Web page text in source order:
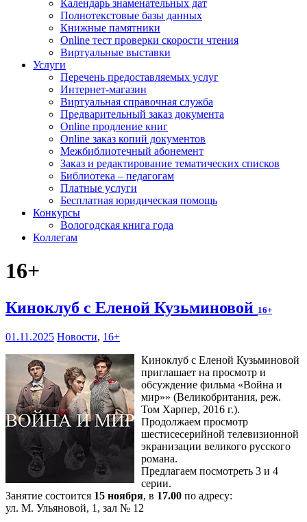
Календарь знаменательных дат
Полнотекстовые базы данных
Книжные памятники
Online тест проверки скорости чтения
Виртуальные выставки
Услуги
Перечень предоставляемых услуг
Интернет-магазин
Виртуальная справочная служба
Предварительный заказ документа
Online продление книг
Online заказ копий документов
Межбиблиотечный абонемент
Заказ и редактирование тематических списков
Библиотека – педагогам
Платные услуги
Бесплатная юридическая помощь
Конкурсы
Вологодская книга года
Коллегам
16+
Киноклуб с Еленой Кузьминовой 16+
01.11.2025 Новости, 16+
Киноклуб с Еленой Кузьминовой
приглашает на просмотр и
обсуждение фильма «Война и
мир»» (Великобритания, реж.
Том Харпер, 2016 г.).
Продолжаем просмотр
шестисесерийной телевизионной
экранизации великого русского
романа.
Предлагаем посмотреть 3 и 4
серии.
Занятие состоится 15 ноября, в 17.00 по адресу:
ул. М. Ульяновой, 1, зал № 12